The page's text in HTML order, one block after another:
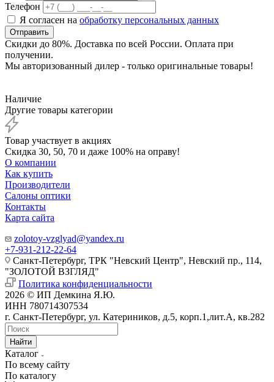
Телефон
Я согласен на обработку персональных данных
Отправить
Скидки до 80%. Доставка по всей России. Оплата при
получении.
Мы авторизованный дилер - только оригинальные товары!
Наличие
Другие товары категории
Товар участвует в акциях
Скидка 30, 50, 70 и даже 100% на оправу!
О компании
Как купить
Производители
Салоны оптики
Контакты
Карта сайта
zolotoy-vzglyad@yandex.ru
+7-931-212-22-64
Санкт-Петербург, ТРК "Невский Центр", Невский пр., 114,
"ЗОЛОТОЙ ВЗГЛЯД"
Политика конфиденциальности
2026 © ИП Демкина Я.Ю.
ИНН 780714307534
г. Санкт-Петербург, ул. Катериников, д.5, корп.1,лит.А, кв.282
Найти
Каталог
По всему сайту
По каталогу